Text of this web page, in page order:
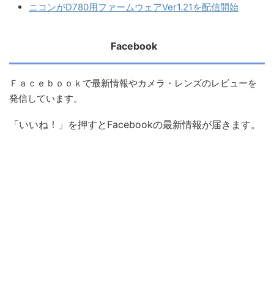
ニコンがD780用ファームウェアVer1.21を配信開始
Facebook
Ｆａｃｅｂｏｏｋで最新情報やカメラ・レンズのレビューを
発信しています。
「いいね！」を押すとFacebookの最新情報が届きます。